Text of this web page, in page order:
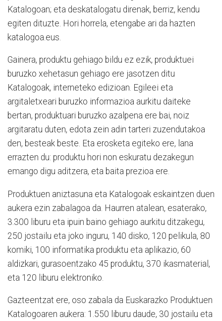
Katalogoan; eta deskatalogatu direnak, berriz, kendu
egiten dituzte. Hori horrela, etengabe ari da hazten
katalogoa.eus.
Gainera, produktu gehiago bildu ez ezik, produktuei
buruzko xehetasun gehiago ere jasotzen ditu
Katalogoak, interneteko edizioan. Egileei eta
argitaletxeari buruzko informazioa aurkitu daiteke
bertan, produktuari buruzko azalpena ere bai, noiz
argitaratu duten, edota zein adin tarteri zuzendutakoa
den, besteak beste. Eta erosketa egiteko ere, lana
errazten du: produktu hori non eskuratu dezakegun
emango digu aditzera, eta baita prezioa ere.
Produktuen aniztasuna eta Katalogoak eskaintzen duen
aukera ezin zabalagoa da. Haurren atalean, esaterako,
3.300 liburu eta ipuin baino gehiago aurkitu ditzakegu,
250 jostailu eta joko inguru, 140 disko, 120 pelikula, 80
komiki, 100 informatika produktu eta aplikazio, 60
aldizkari, gurasoentzako 45 produktu, 370 ikasmaterial,
eta 120 liburu elektroniko.
Gazteentzat ere, oso zabala da Euskarazko Produktuen
Katalogoaren aukera: 1.550 liburu daude, 30 jostailu eta